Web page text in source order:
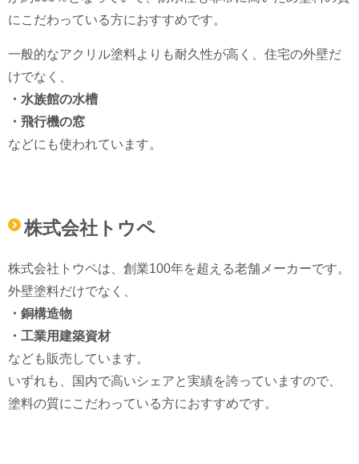
にこだわっている方におすすめです。
一般的なアクリル塗料よりも耐久性が高く、住宅の外壁だ
けでなく、
・水族館の水槽
・飛行機の窓
などにも使われています。
株式会社トウペ
株式会社トウペは、創業100年を超える老舗メーカーです。
外壁塗料だけでなく、
・銅構造物
・工業用建築資材
なども販売しています。
いずれも、国内で高いシェアと実績を誇っていますので、
塗料の質にこだわっている方におすすめです。